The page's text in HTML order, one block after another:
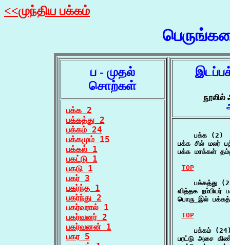
<<முந்திய பக்கம்
ப - முதல்
சொற்கள்
பக்க 2
பக்கத்து 2
பக்கம் 24
பக்கமும் 15
பக்கல் 1
பகட்டு 1
பகடு 1
பகர் 3
பகர்ந்த 1
பகர்ந்து 2
பகர்வரால் 1
பகர்வனர் 2
பகர்வனன் 1
பகர 5
நூலில்
    பக்க (2)
பக்க சில் மலர்
பக்க மாக்கள்
TOP
பக்கத்து
வித்தக
பொரு_இல்
TOP
பக்கம்
பரட்டு அசை